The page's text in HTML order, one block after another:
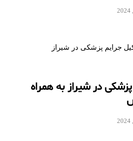
در شیراز به همراه